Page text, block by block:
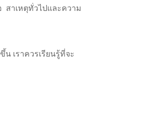
สาเหตุทั่วไปและความ
เราควรเรียนรู้ที่จะ